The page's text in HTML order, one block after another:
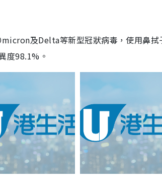
及Delta等新型冠狀病毒，使用鼻拭
度98.1%。